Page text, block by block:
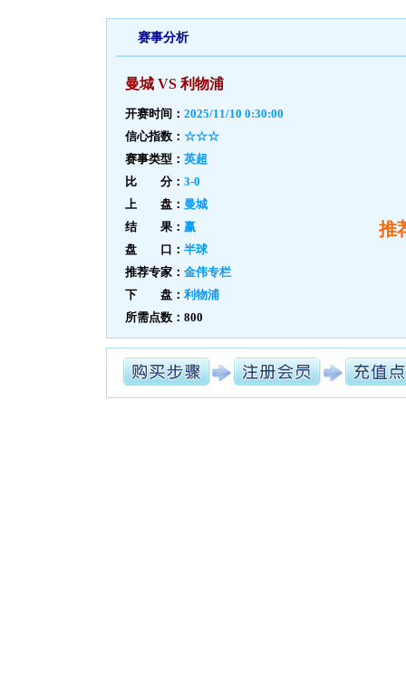
赛事分析
曼城 VS 利物浦
开赛时间： 2025/11/10 0:30:00
信心指数： ☆☆☆
赛事类型： 英超
比 分： 3-0
上 盘： 曼城
结 果： 赢
盘 口： 半球
推荐专家： 金伟专栏
下 盘： 利物浦
所需点数：800
推